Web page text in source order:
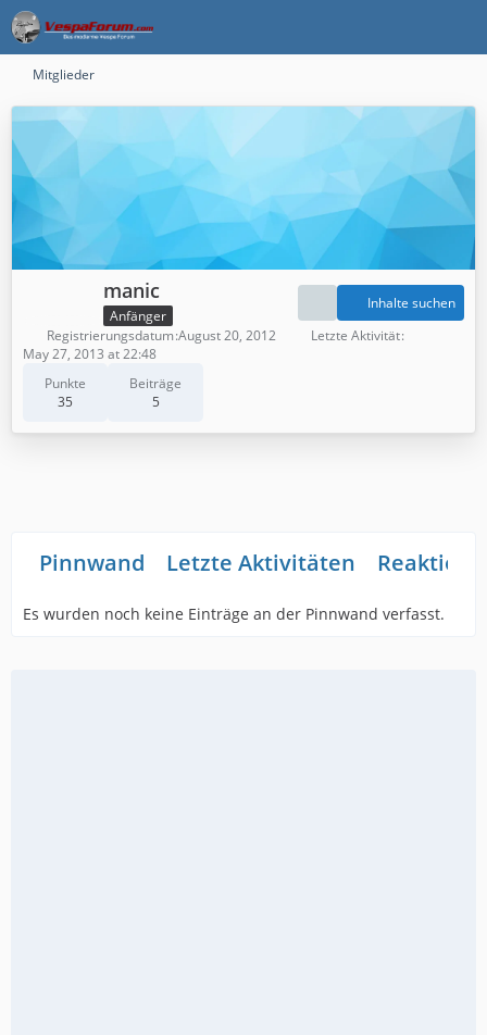
Mitglieder
manic
Anfänger
Punkte
35
Beiträge
5
Inhalte suchen
Registrierungsdatum August 20, 2012
Letzte Aktivität
May 27, 2013 at 22:48
Pinnwand Letzte Aktivitäten
Es wurden noch keine Einträge an der Pinnwand verfasst.